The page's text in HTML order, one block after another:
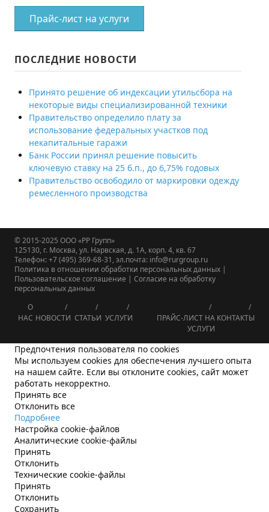
Прайс-лист на услуги
ПОСЛЕДНИЕ НОВОСТИ
Принято решение об индексации утильсбора на
некоторые виды специализированной техники
Правительство определило плату за
использование федеральных участков под
некапитальные гаражи
Банк России принял решение повысить
ключевую ставку на 25 б.п., до 6,75% годовых
Правительство освободило от маркировки одежду
ремесленного производства
© 2015-2025 ООО «РР Групп»
125130, г. Москва, ул. Нарвская, д. 1А, корп. 4, кв. 67
Телефон: +7 (495) 369-68-31, эл.почта: info@rurgroup.ru
Политика в отношении обработки персональных данных |
Пользовательское соглашение | Согласие на обработку
персональных данных
О
НАС НОВОСТИ СТАТЬИ УСЛУГИ
ПРАЙС-ЛИСТ НА
УСЛУГИ
КОНТАКТЫ
Предпочтения пользователя по cookies
Мы используем cookies для обеспечения лучшего опыта
на нашем сайте. Если вы отклоните cookies, сайт может
работать некорректно.
Принять все
Отклонить все
Подробнее
Настройка cookie-файлов
Аналитические cookie-файлы
Принять
Отклонить
Технические cookie-файлы
Принять
Отклонить
Сохранить